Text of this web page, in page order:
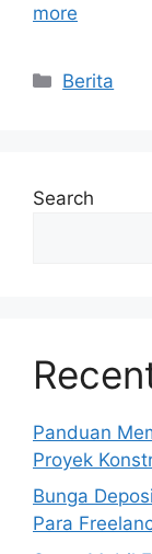
more
Categories
Berita
Search
Panduan
Proyek
Bunga
Para